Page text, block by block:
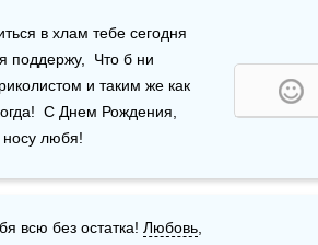
в хлам тебе сегодня
поддержу,  Что б ни
и таким же как
С Днем Рождения,
любя!
всю без остатка! Любовь